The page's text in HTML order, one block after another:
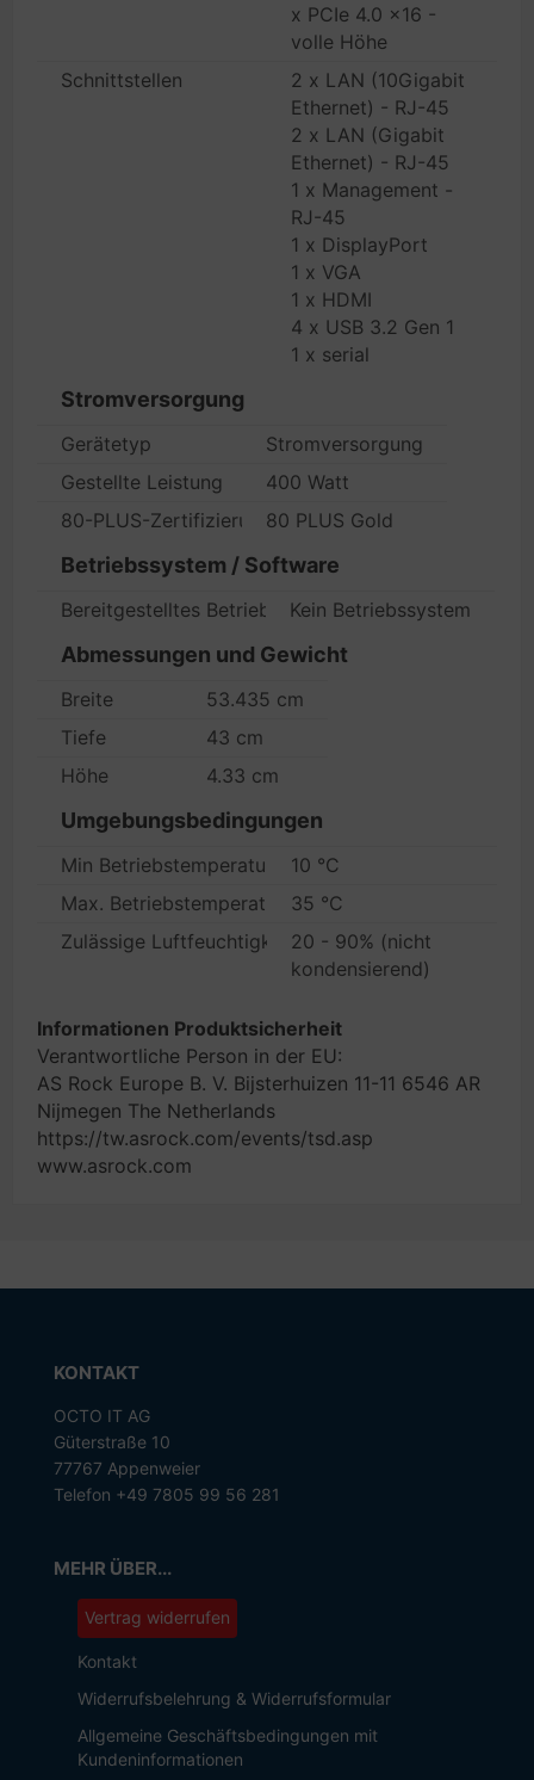
x PCIe 4.0 x16 -
volle Höhe
Schnittstellen
2 x LAN (10Gigabit
Ethernet) - RJ-45
2 x LAN (Gigabit
Ethernet) - RJ-45
1 x Management -
RJ-45
1 x DisplayPort
1 x VGA
1 x HDMI
4 x USB 3.2 Gen 1
1 x serial
Stromversorgung
Gerätetyp
Stromversorgung
Gestellte Leistung
400 Watt
80-PLUS-Zertifizierung80 PLUS Gold
Betriebssystem / Software
Bereitgestelltes BetriebssystemKein Betriebssystem
Abmessungen und Gewicht
Breite
53.435 cm
Tiefe
43 cm
Höhe
4.33 cm
Umgebungsbedingungen
Min Betriebstemperatur
10 °C
Max. Betriebstemperatur
35 °C
Zulässige Luftfeuchtigkeit im Betrieb
20 - 90% (nicht
kondensierend)
Informationen Produktsicherheit
Verantwortliche Person in der EU:
AS Rock Europe B. V. Bijsterhuizen 11-11 6546 AR
Nijmegen The Netherlands
https://tw.asrock.com/events/tsd.asp
www.asrock.com
KONTAKT
OCTO IT AG
Güterstraße 10
77767 Appenweier
Telefon +49 7805 99 56 281
MEHR ÜBER...
Vertrag widerrufen
Kontakt
Widerrufsbelehrung & Widerrufsformular
Allgemeine Geschäftsbedingungen mit
Kundeninformationen